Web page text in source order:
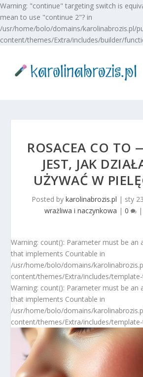
Warning: "continue" targeting switch is
mean to use "continue 2"? in
/usr/home/bolo/domains/karolinabrozis.pl/
content/themes/Extra/includes/builder/
ROSACEA CO TO
JEST, JAK
UŻYWAĆ W
Posted by karolinabrozis.pl | sty
wrażliwa i naczynkowa | 0 |
Warning: count(): Parameter must be an
that implements Countable in
/usr/home/bolo/domains/
content/themes/Extra/includes/
Warning: count(): Parameter must be an
that implements Countable in
/usr/home/bolo/domains/
content/themes/Extra/includes/